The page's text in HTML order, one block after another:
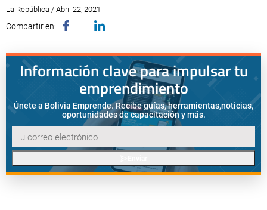
La República / Abril 22, 2021
Compartir en:
Información clave para impulsar tu
emprendimiento
Únete a Bolivia Emprende. Recibe guías, herramientas,noticias,
oportunidades de capacitación y más.